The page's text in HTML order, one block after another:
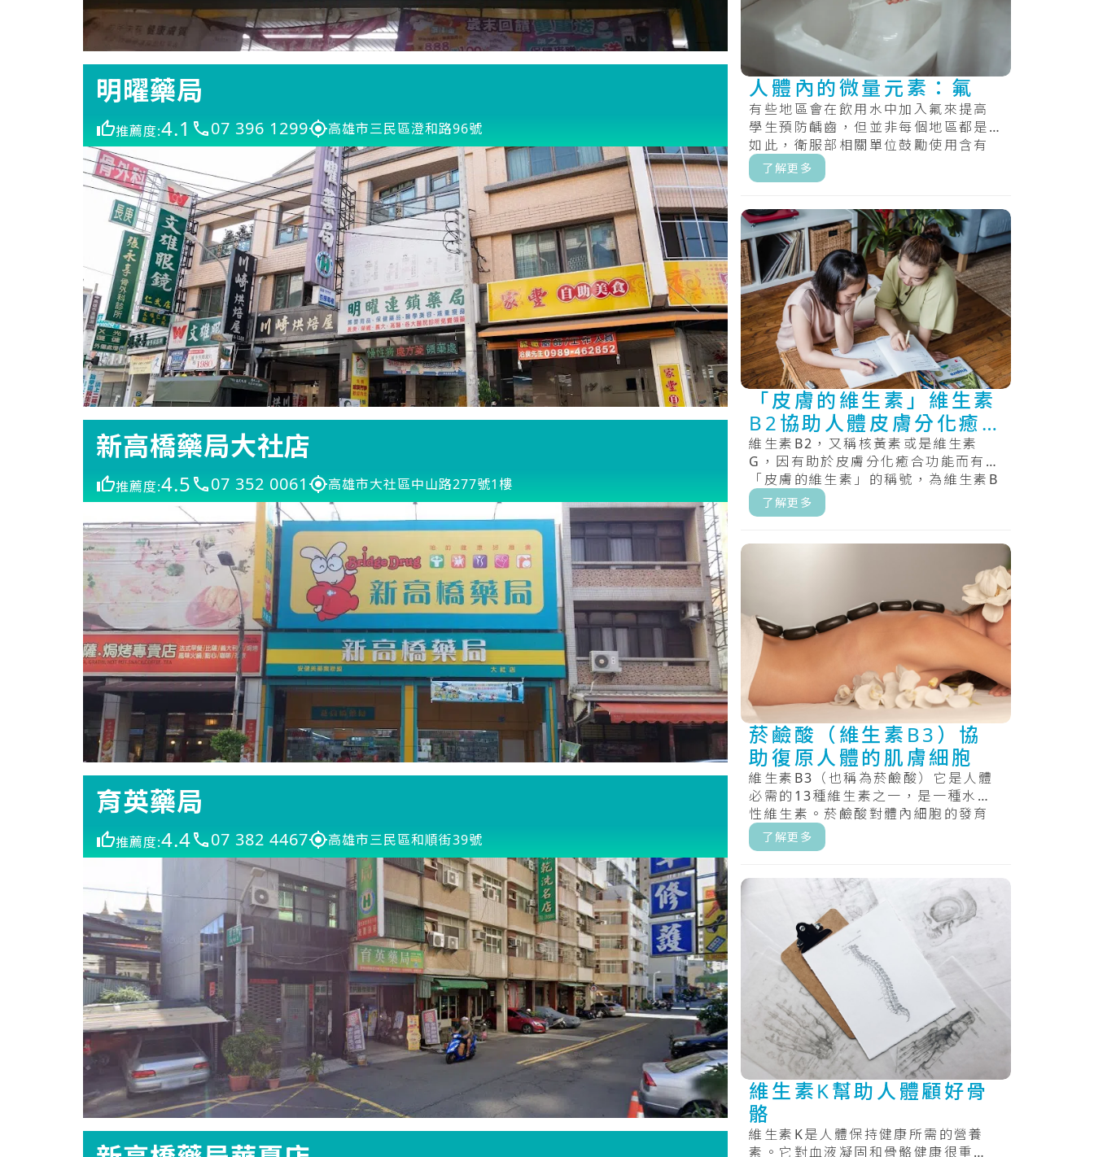
明曜藥局
推薦度:4.1 07 396 1299 高雄市三民區澄和路96號
新高橋藥局大社店
推薦度:4.5 07 352 0061 高雄市大社區中山路277號1樓
育英藥局
推薦度:4.4 07 382 4467 高雄市三民區和順街39號
人體內的微量元素：氟
有些地區會在飲用水中加入氟來提高
學生預防齲齒，但並非每個地區都是
如此，衛服部相關單位鼓勵使用含有
氟化物的牙膏、食用氟錠，和定期在
牙齒上塗.....
了解更多
「皮膚的維生素」維生素
B2協助人體皮膚分化癒
合
維生素B2，又稱核黃素或是維生素
G，因有助於皮膚分化癒合功能而有
「皮膚的維生素」的稱號，為維生素B
群中的一員。維生素B2屬於一種水溶
性維.....
了解更多
菸鹼酸（維生素B3）協
助復原人體的肌膚細胞
維生素B3（也稱為菸鹼酸）它是人體
必需的13種維生素之一，是一種水溶
性維生素。菸鹼酸對體內細胞的發育
和功能很重要。其功效不只有合成人
體D.....
了解更多
維生素K幫助人體顧好骨
骼
維生素K是人體保持健康所需的營養
素。它對血液凝固和骨骼健康很重